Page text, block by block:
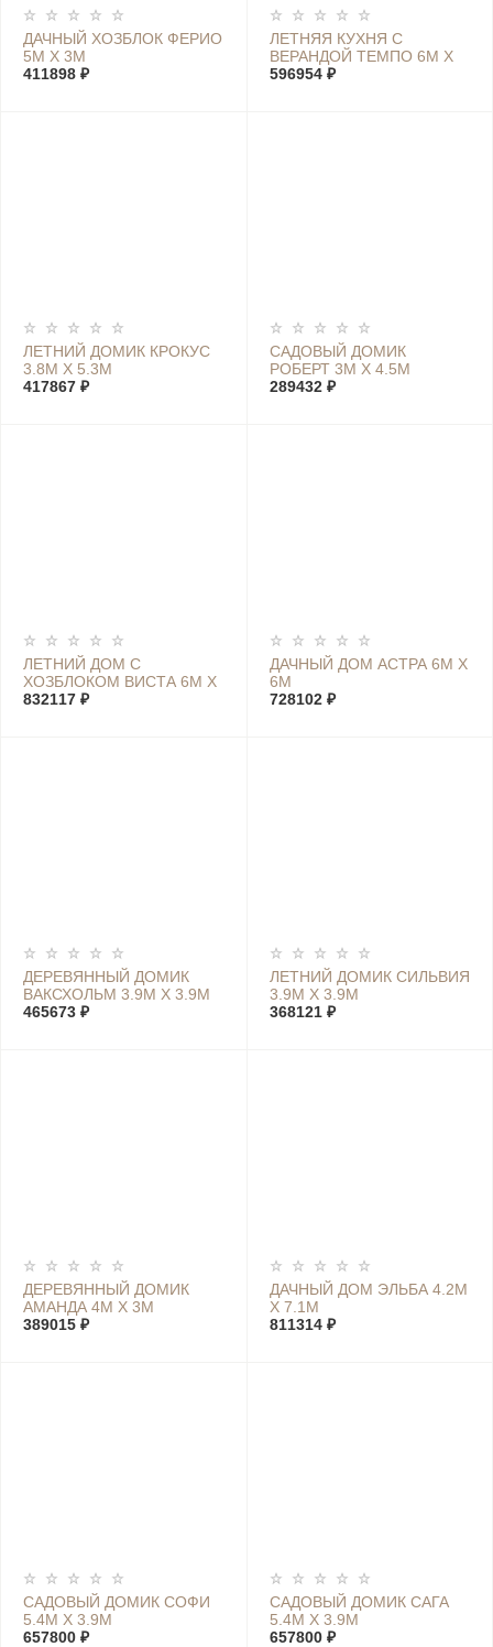
ДАЧНЫЙ ХОЗБЛОК ФЕРИО
5М Х 3М
411898 ₽
ЛЕТНЯЯ КУХНЯ С
ВЕРАНДОЙ ТЕМПО 6М Х
6М
596954 ₽
ЛЕТНИЙ ДОМИК КРОКУС
3.8М Х 5.3М
417867 ₽
САДОВЫЙ ДОМИК
РОБЕРТ 3М Х 4.5М
289432 ₽
ЛЕТНИЙ ДОМ С
ХОЗБЛОКОМ ВИСТА 6М Х
7,4М
832117 ₽
ДАЧНЫЙ ДОМ АСТРА 6М Х
6М
728102 ₽
ДЕРЕВЯННЫЙ ДОМИК
ВАКСХОЛЬМ 3.9М Х 3.9М
465673 ₽
ЛЕТНИЙ ДОМИК СИЛЬВИЯ
3.9М Х 3.9М
368121 ₽
ДЕРЕВЯННЫЙ ДОМИК
АМАНДА 4М Х 3М
389015 ₽
ДАЧНЫЙ ДОМ ЭЛЬБА 4.2М
Х 7.1М
811314 ₽
САДОВЫЙ ДОМИК СОФИ
5.4М Х 3.9М
657800 ₽
САДОВЫЙ ДОМИК САГА
5.4М Х 3.9М
657800 ₽